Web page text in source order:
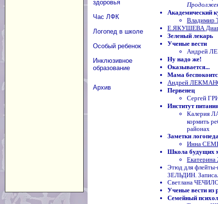
здоровья
Час ЛФК
Логопед в школе
Особый ребенок
Инклюзивное
образование
Архив
Академический
Владимир
Е.ЯКУШЕВА
Зеленый лекарь
Ученые вести
Андрей
Ну надо же!
Оказывается...
Мама
Андрей
Первенец
Сергей
Институт
Калерия
кормить
районах
Заметки
Инна
Школа будущих
Этюд для флейты-
ЗЕЛЬДИН.
Светлана
Ученые вести из
Семейный